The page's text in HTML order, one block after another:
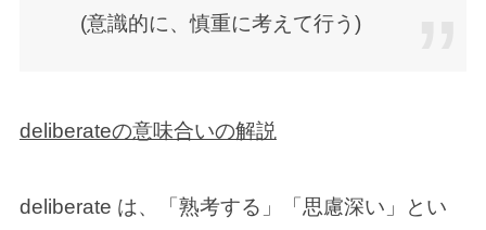
(意識的に、慎重に考えて行う)
deliberateの意味合いの解説
deliberate は、「熟考する」「思慮深い」とい